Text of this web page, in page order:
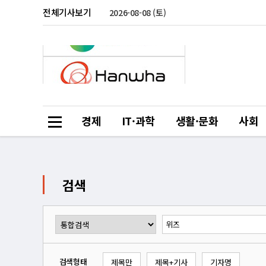
전체기사보기 2026-08-08 (토)
경제 IT·과학 생활·문화 사회
검색
검색형태 제목만 제목+기사 기자명